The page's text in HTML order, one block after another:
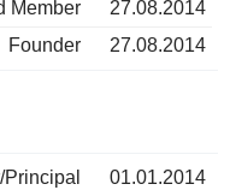
Member
27.08.2014
Founder
27.08.2014
01.01.2014